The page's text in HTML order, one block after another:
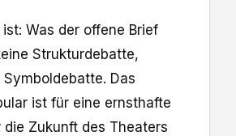
Was der offene Brief
Strukturdebatte,
Das
ist für eine ernsthafte
die Zukunft des Theaters